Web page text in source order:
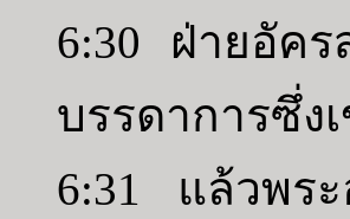
6:30 ฝ่ายอัค
บรรดาการซึ่ง
6:31 แล้วพร